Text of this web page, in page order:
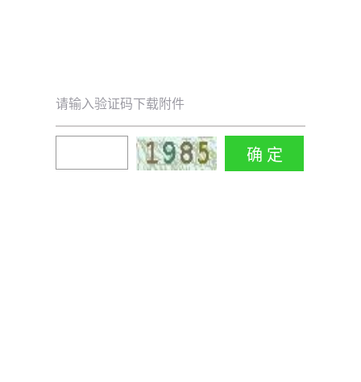
请输入验证码下载附件